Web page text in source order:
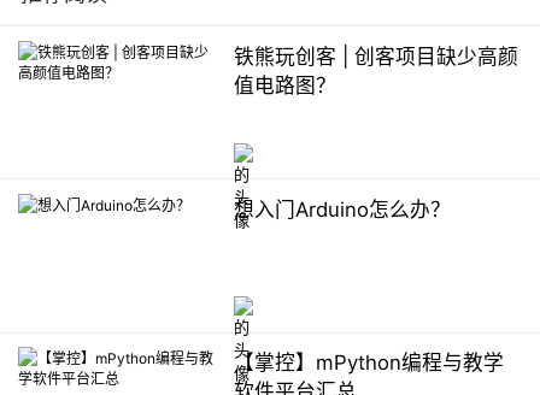
铁熊玩创客 | 创客项目缺少高颜
值电路图？
想入门Arduino怎么办？
【掌控】mPython编程与教学